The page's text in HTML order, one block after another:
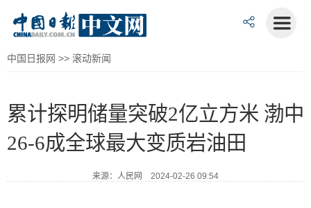
中国日报网 >> 滚动新闻
累计探明储量突破2亿立方米 渤中
26-6成全球最大变质岩油田
来源：人民网 2024-02-26 09:54